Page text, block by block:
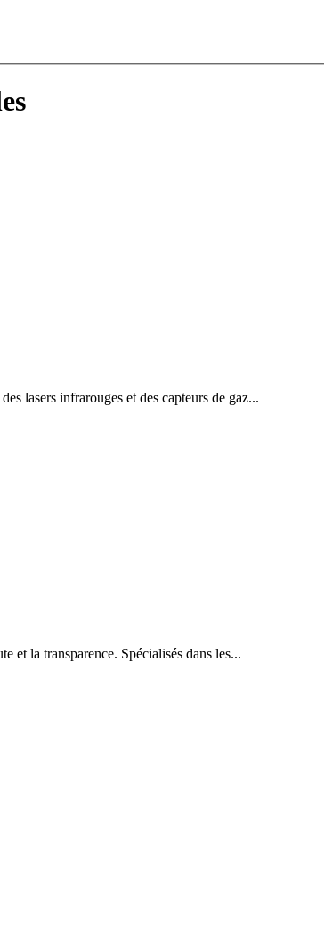
lasers infrarouges et des capteurs de gaz...
et la transparence. Spécialisés dans les...